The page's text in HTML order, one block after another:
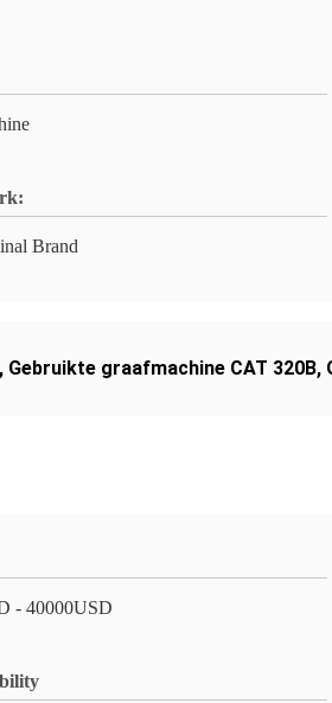
Brand
, Gebruikte graafmachine CAT 320B,
- 40000USD